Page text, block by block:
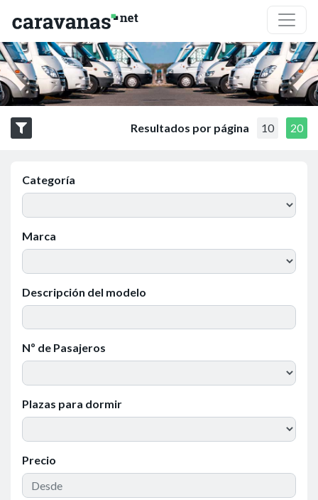
Resultados por página 10 20
Categoría
Marca
Descripción del modelo
Nº de Pasajeros
Plazas para dormir
Precio